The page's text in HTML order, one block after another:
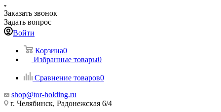
Заказать звонок
Задать вопрос
Войти
Корзина0
Избранные товары0
Сравнение товаров0
shop@tor-holding.ru
г. Челябинск, Радонежская 6/4